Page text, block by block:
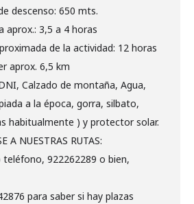
descenso: 650 mts.
aprox.: 3,5 a 4 horas
de la actividad: 12 horas
aprox. 6,5 km
Calzado de montaña, Agua,
a la época, gorra, silbato,
habitualmente ) y protector solar.
A NUESTRAS RUTAS:
922262289 o bien,
para saber si hay plazas